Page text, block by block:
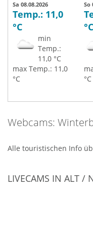
Sa 08.08.2026
Temp.: 11,0
°C
min
Temp.:
11,0 °C
max Temp.: 11,0
°C
So
°C
°C
Webcams:
Alle touristischen Info
LIVECAMS IN ALT /